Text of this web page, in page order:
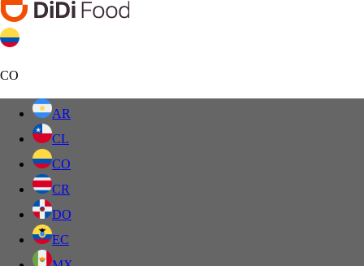
CO
AR
CL
CO
CR
DO
EC